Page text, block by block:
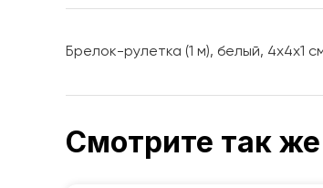
Брелок-рулетка (1 м), белый, 4х4х1
Смотрите так же